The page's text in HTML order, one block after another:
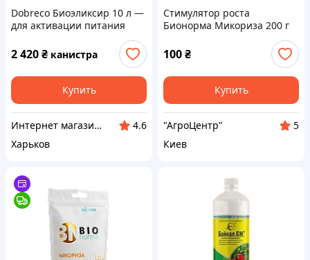
Dobreco Биоэликсир 10 л —
для активации питания
2 420₴ канистра
Купить
Интернет магазин "BIO METHOD"
4.6
Харьков
Стимулятор роста
Бионорма Микориза 200 г
100₴
Купить
"АгроЦентр"
5
Киев